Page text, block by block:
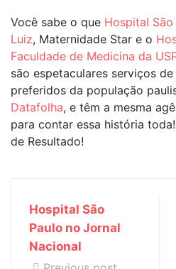
Você sabe o que Hospital São
Luiz, Maternidade Star e o
Faculdade de Medicina da
são espetaculares serviços
preferidos da população
Datafolha, e têm a mesma
para contar essa história
de Resultado!
Hospital São
Paulo no Jornal
Nacional